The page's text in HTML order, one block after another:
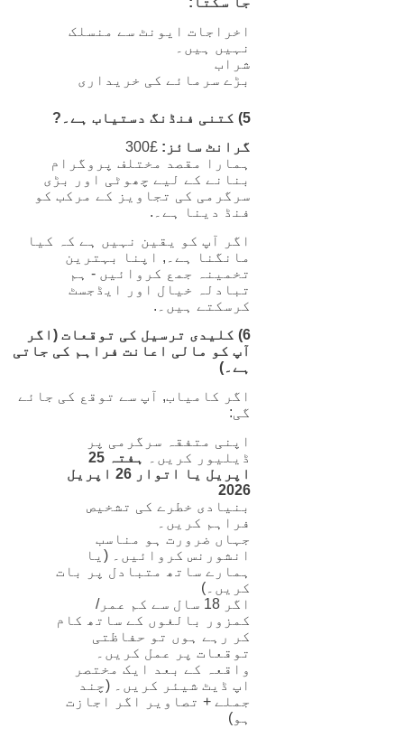
اخراجات ایونٹ سے منسلک
نہیں ہیں۔
شراب
بڑے سرمائے کی خریداری
5) کتنی فنڈنگ ​​دستیاب ہے۔?
گرانٹ سائز: £300
ہمارا مقصد مختلف پروگرام
بنانے کے لیے چھوٹی اور بڑی
سرگرمی کی تجاویز کے مرکب کو
فنڈ دینا ہے۔.
اگر آپ کو یقین نہیں ہے کہ کیا
مانگنا ہے۔, اپنا بہترین
تخمینہ جمع کروائیں - ہم
تبادلہ خیال اور ایڈجسٹ
کرسکتے ہیں۔.
6) کلیدی ترسیل کی توقعات (اگر
آپ کو مالی اعانت فراہم کی جاتی
ہے۔)
اگر کامیاب, آپ سے توقع کی جائے
گی:
اپنی متفقہ سرگرمی پر
ڈیلیور کریں۔
ہفتہ 25
اپریل یا اتوار 26 اپریل
2026
بنیادی خطرے کی تشخیص
فراہم کریں۔
جہاں ضرورت ہو مناسب
انشورنس کروائیں۔ (یا
ہمارے ساتھ متبادل پر بات
کریں۔)
اگر 18 سال سے کم عمر/
کمزور بالغوں کے ساتھ کام
کر رہے ہوں تو حفاظتی
توقعات پر عمل کریں۔
واقعہ کے بعد ایک مختصر
اپ ڈیٹ شیئر کریں۔ (چند
جملے + تصاویر اگر اجازت
ہو)